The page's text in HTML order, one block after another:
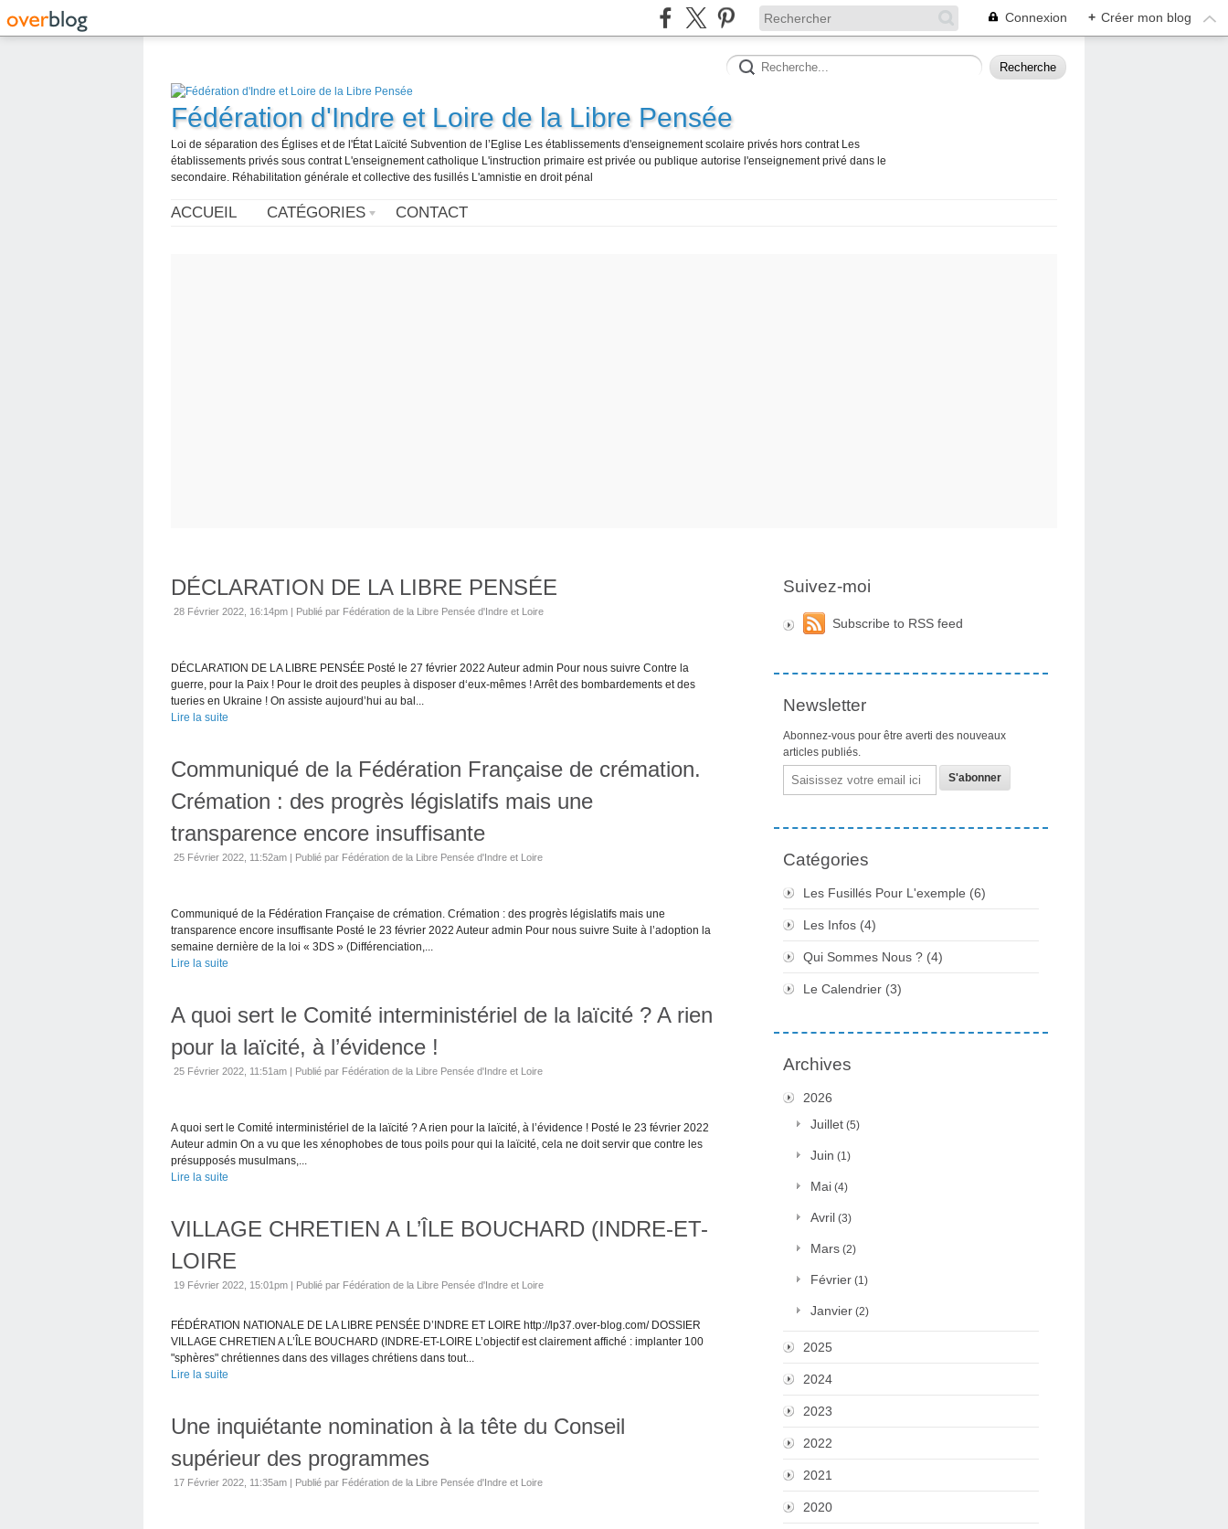
Connexion + Créer mon blog
Fédération d'Indre et Loire de la Libre Pensée
Loi de séparation des Églises et de l'État Laïcité Subvention de l’Eglise Les établissements d'enseignement scolaire privés hors contrat Les
établissements privés sous contrat L'enseignement catholique L'instruction primaire est privée ou publique autorise l'enseignement privé dans le
secondaire. Réhabilitation générale et collective des fusillés L'amnistie en droit pénal
ACCUEIL CATÉGORIES CONTACT
DÉCLARATION DE LA LIBRE PENSÉE
28 Février 2022, 16:14pm | Publié par Fédération de la Libre Pensée d'Indre et Loire
DÉCLARATION DE LA LIBRE PENSÉE Posté le 27 février 2022 Auteur admin Pour nous suivre Contre la
guerre, pour la Paix ! Pour le droit des peuples à disposer d‘eux-mêmes ! Arrêt des bombardements et des
tueries en Ukraine ! On assiste aujourd’hui au bal...
Lire la suite
Communiqué de la Fédération Française de crémation.
Crémation : des progrès législatifs mais une
transparence encore insuffisante
25 Février 2022, 11:52am | Publié par Fédération de la Libre Pensée d'Indre et Loire
Communiqué de la Fédération Française de crémation. Crémation : des progrès législatifs mais une
transparence encore insuffisante Posté le 23 février 2022 Auteur admin Pour nous suivre Suite à l’adoption la
semaine dernière de la loi « 3DS » (Différenciation,...
Lire la suite
A quoi sert le Comité interministériel de la laïcité ? A rien
pour la laïcité, à l’évidence !
25 Février 2022, 11:51am | Publié par Fédération de la Libre Pensée d'Indre et Loire
A quoi sert le Comité interministériel de la laïcité ? A rien pour la laïcité, à l’évidence ! Posté le 23 février 2022
Auteur admin On a vu que les xénophobes de tous poils pour qui la laïcité, cela ne doit servir que contre les
présupposés musulmans,...
Lire la suite
VILLAGE CHRETIEN A L’ÎLE BOUCHARD (INDRE-ET-
LOIRE
19 Février 2022, 15:01pm | Publié par Fédération de la Libre Pensée d'Indre et Loire
FÉDÉRATION NATIONALE DE LA LIBRE PENSÉE D’INDRE ET LOIRE http://lp37.over-blog.com/ DOSSIER
VILLAGE CHRETIEN A L’ÎLE BOUCHARD (INDRE-ET-LOIRE L’objectif est clairement affiché : implanter 100
"sphères" chrétiennes dans des villages chrétiens dans tout...
Lire la suite
Une inquiétante nomination à la tête du Conseil
supérieur des programmes
17 Février 2022, 11:35am | Publié par Fédération de la Libre Pensée d'Indre et Loire
Suivez-moi
Subscribe to RSS feed
Newsletter
Abonnez-vous pour être averti des nouveaux
articles publiés.
Email
Catégories
Les Fusillés Pour L'exemple (6)
Les Infos (4)
Qui Sommes Nous ? (4)
Le Calendrier (3)
Archives
2026
Juillet (5)
Juin (1)
Mai (4)
Avril (3)
Mars (2)
Février (1)
Janvier (2)
2025
2024
2023
2022
2021
2020